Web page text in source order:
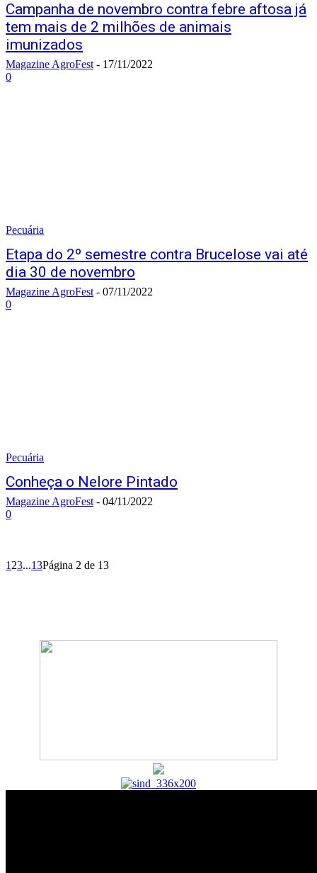
Campanha de novembro contra febre aftosa já
tem mais de 2 milhões de animais
imunizados
Magazine AgroFest - 17/11/2022
0
Pecuária
Etapa do 2º semestre contra Brucelose vai até
dia 30 de novembro
Magazine AgroFest - 07/11/2022
0
Pecuária
Conheça o Nelore Pintado
Magazine AgroFest - 04/11/2022
0
1 23...13Página 2 de 13